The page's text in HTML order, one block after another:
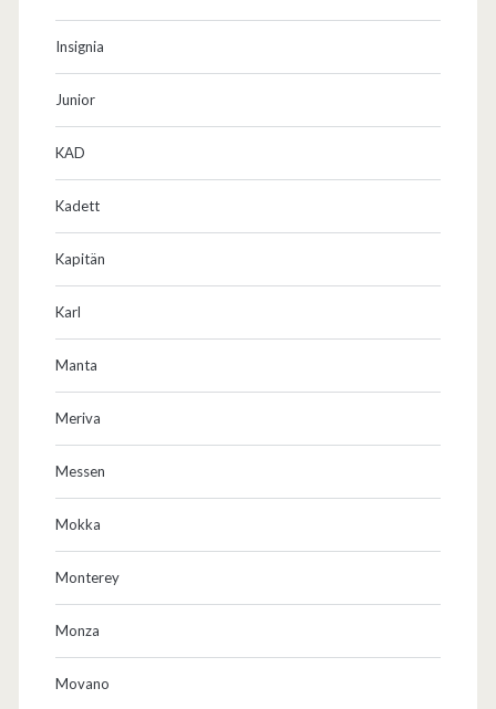
Insignia
Junior
KAD
Kadett
Kapitän
Karl
Manta
Meriva
Messen
Mokka
Monterey
Monza
Movano